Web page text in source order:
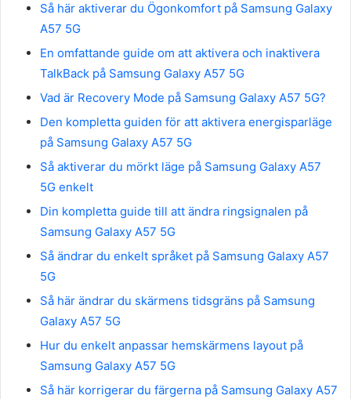
Så här aktiverar du Ögonkomfort på Samsung Galaxy
A57 5G
En omfattande guide om att aktivera och inaktivera
TalkBack på Samsung Galaxy A57 5G
Vad är Recovery Mode på Samsung Galaxy A57 5G?
Den kompletta guiden för att aktivera energisparläge
på Samsung Galaxy A57 5G
Så aktiverar du mörkt läge på Samsung Galaxy A57
5G enkelt
Din kompletta guide till att ändra ringsignalen på
Samsung Galaxy A57 5G
Så ändrar du enkelt språket på Samsung Galaxy A57
5G
Så här ändrar du skärmens tidsgräns på Samsung
Galaxy A57 5G
Hur du enkelt anpassar hemskärmens layout på
Samsung Galaxy A57 5G
Så här korrigerar du färgerna på Samsung Galaxy A57